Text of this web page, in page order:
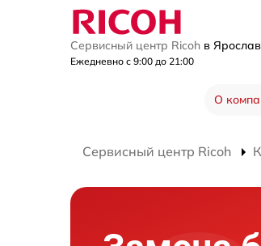
Сервисный центр Ricoh в
Ежедневно с 9:00 до 21:00
О
Сервисный центр Ricoh